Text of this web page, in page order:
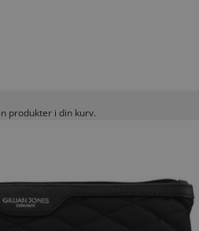
produkter i din kurv.